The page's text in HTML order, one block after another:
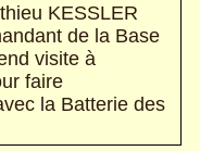
KESSLER
de la Base
visite à
faire
la Batterie des